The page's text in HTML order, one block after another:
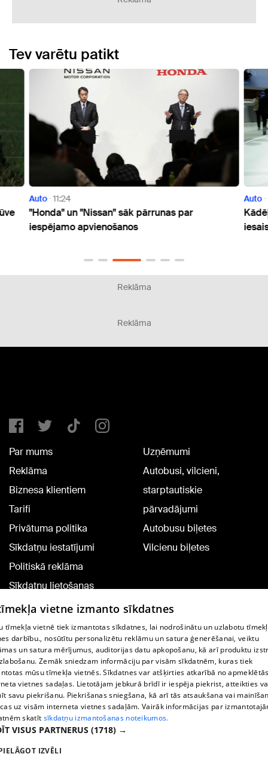
Tev varētu patikt
Auto 11:24
"Honda" un "Nissan" sāk pārrunas par
iespējamo apvienošanos
Auto
Reklāma
Reklāma
Par mums
Reklāma
Biznesa klientiem
Tarifi
Privātuma politika
Sīkdatņu iestatījumi
Politiskā reklāma
Sīkdatņu lietošanas
noteikumi
Komentāru pievienošana
Uzņēmumi
Autobusi, vilcieni,
starptautiskie
pārvadājumi
Autobusu biļetes
Vilcienu biļetes
TV programma
Līguma noteikumi
360 Ziņu kontakti
Helio Media
Portāla palīdzības dienests: e-pasts -
vietne izmanto sīkdatnes
tīmekļa vietnē tiek izmantotas sīkdatnes, lai nodrošinātu un uzlabotu
darbību., nosūtītu personalizētu reklāmu un satura ģenerēšanai, veiktu
un satura mērījumus, auditorijas datu apkopošanu, kā arī produktu
Zemāk sniedzam informāciju par visām sīkdatnēm, kuras tiek
mūsu tīmekļa vietnēs. Sīkdatnes var atšķirties atkarībā no
vietnes sadaļas. Lietotājam jebkurā brīdī ir iespēja piekrist, atteikties
savu piekrišanu. Piekrišanas sniegšana, kā arī tās atsaukšana vai
uz visām interneta vietnes sadaļām. Vairāk informācijas par
skatīt sīkdatņu izmantošanas noteikumos.
VISUS PARTNERUS (1718) →
IZVĒLI